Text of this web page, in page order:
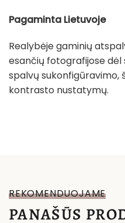
Pagaminta Lietuvoje
Realybėje gaminių
esančių fotografijose
spalvų sukonfigūravimo,
kontrasto nustatymų.
REKOMENDUOJAME
PANAŠŪS